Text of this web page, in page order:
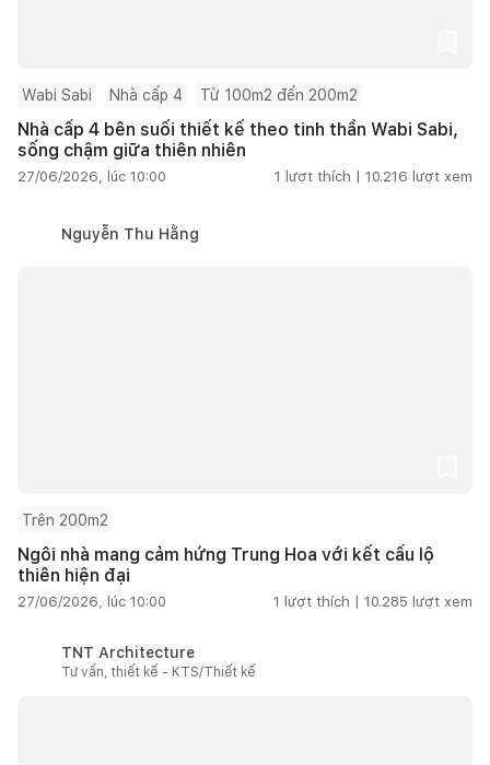
Wabi Sabi Nhà cấp 4 Từ 100m2 đến 200m2
Nhà cấp 4 bên suối thiết kế theo tinh thần Wabi Sabi,
sống chậm giữa thiên nhiên
27/06/2026, lúc 10:00 1 lượt thích | 10.216 lượt xem
Nguyễn Thu Hằng
Trên 200m2
Ngôi nhà mang cảm hứng Trung Hoa với kết cấu lộ
thiên hiện đại
27/06/2026, lúc 10:00 1 lượt thích | 10.285 lượt xem
TNT Architecture
Tư vấn, thiết kế - KTS/Thiết kế